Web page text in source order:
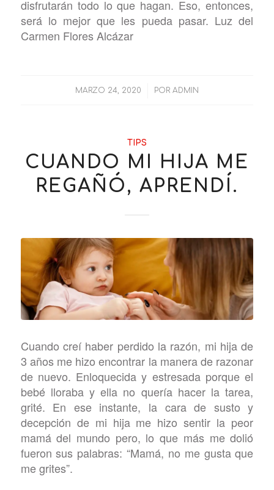
disfrutarán todo lo que hagan. Eso, entonces,
será lo mejor que les pueda pasar. Luz del
Carmen Flores Alcázar
MARZO 24, 2020
/ POR ADMIN
TIPS
CUANDO MI HIJA ME
REGAÑÓ, APRENDÍ.
Cuando creí haber perdido la razón, mi hija de
3 años me hizo encontrar la manera de razonar
de nuevo. Enloquecida y estresada porque el
bebé lloraba y ella no quería hacer la tarea,
grité. En ese instante, la cara de susto y
decepción de mi hija me hizo sentir la peor
mamá del mundo pero, lo que más me dolió
fueron sus palabras: “Mamá, no me gusta que
me grites”.